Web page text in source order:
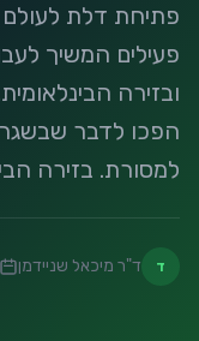
פתיחת דלת
פעילים המשיך
ובזירה
הפכו לדבר
למסורת. בזירה
ד ד"ר מיכאל שניידמן